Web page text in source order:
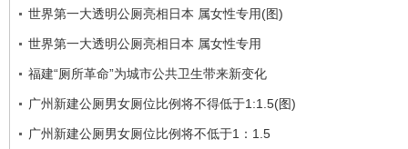
世界第一大透明公厕亮相日本 属女性专用(图)
世界第一大透明公厕亮相日本 属女性专用
福建“厕所革命”为城市公共卫生带来新变化
广州新建公厕男女厕位比例将不得低于1:1.5(图)
广州新建公厕男女厕位比例将不低于1：1.5